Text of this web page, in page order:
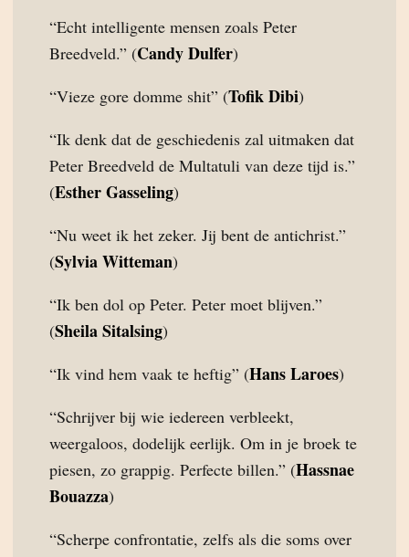
“Echt intelligente mensen zoals Peter
Breedveld.” (Candy Dulfer)
“Vieze gore domme shit” (Tofik Dibi)
“Ik denk dat de geschiedenis zal uitmaken dat
Peter Breedveld de Multatuli van deze tijd is.”
(Esther Gasseling)
“Nu weet ik het zeker. Jij bent de antichrist.”
(Sylvia Witteman)
“Ik ben dol op Peter. Peter moet blijven.”
(Sheila Sitalsing)
“Ik vind hem vaak te heftig” (Hans Laroes)
“Schrijver bij wie iedereen verbleekt,
weergaloos, dodelijk eerlijk. Om in je broek te
piesen, zo grappig. Perfecte billen.” (Hassnae
Bouazza)
“Scherpe confrontatie, zelfs als die soms over